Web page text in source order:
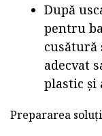
După
pentru
cusătură
adecvat
plastic și
Prepararea